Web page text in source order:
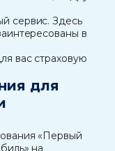
сервис. Здесь
в
вас страховую
для
«Первый
на